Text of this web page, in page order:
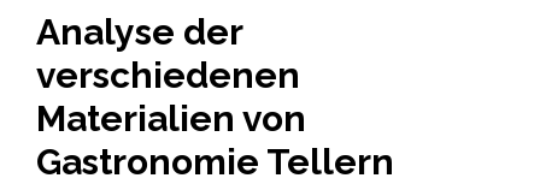
Analyse der
verschiedenen
Materialien von
Gastronomie Tellern